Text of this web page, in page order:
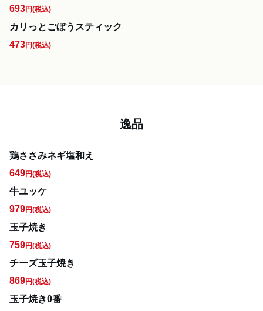
693円(税込)
カリっとごぼうスティック
473円(税込)
逸品
鶏ささみネギ塩和え
649円(税込)
牛ユッケ
979円(税込)
玉子焼き
759円(税込)
チーズ玉子焼き
869円(税込)
玉子焼き0番